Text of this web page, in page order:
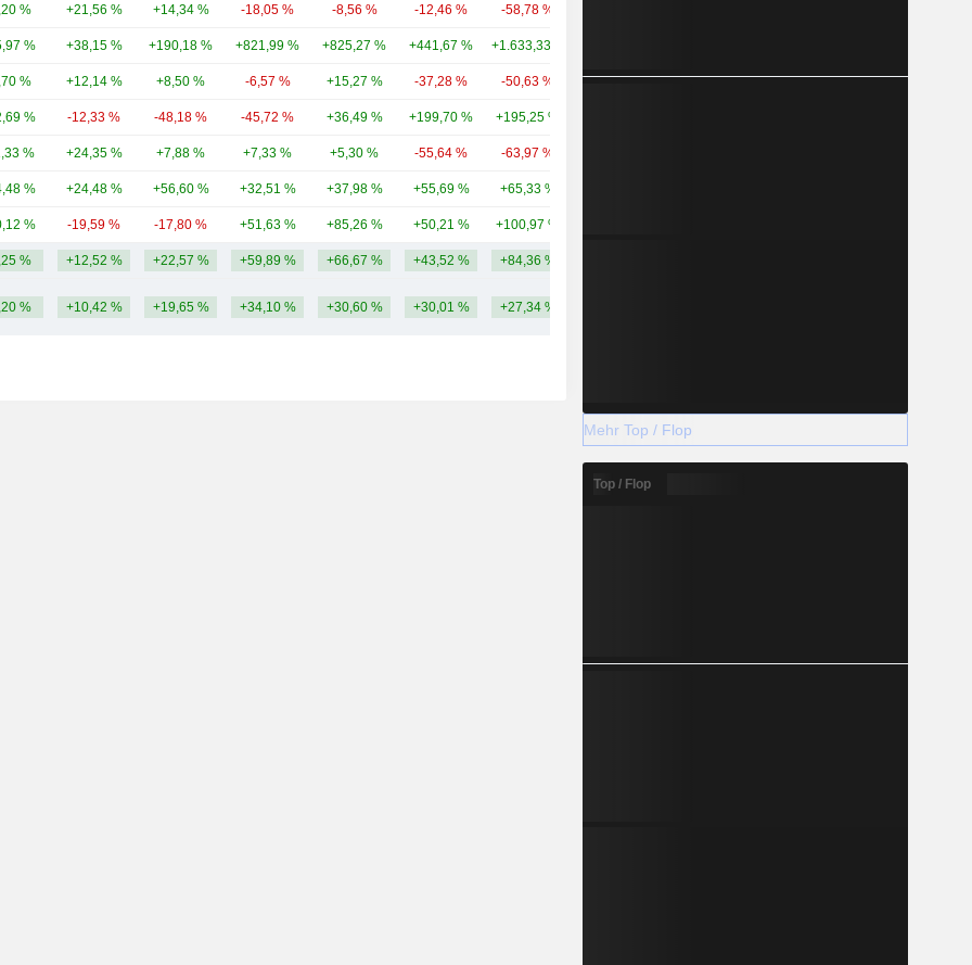
% +21,56 % +14,34 % -18,05 % -8,56 % -12,46 % -58,78 %
% +38,15 % +190,18 % +821,99 % +825,27 % +441,67 % +1.633,33 %
% +12,14 % +8,50 % -6,57 % +15,27 % -37,28 % -50,63 % -11,99 % 1,95 Mrd.
% -12,33 % -48,18 % -45,72 % +36,49 % +199,70 % +195,25 %
% +24,35 % +7,88 % +7,33 % +5,30 % -55,64 % -63,97 %
% +24,48 % +56,60 % +32,51 % +37,98 % +55,69 % +65,33 %
% -19,59 % -17,80 % +51,63 % +85,26 % +50,21 % +100,97 %
% +12,52 % +22,57 % +59,89 % +66,67 % +43,52 % +84,36 %
% +10,42 % +19,65 % +34,10 % +30,60 % +30,01 % +27,34 %
Mehr Top / Flop
Top / Flop